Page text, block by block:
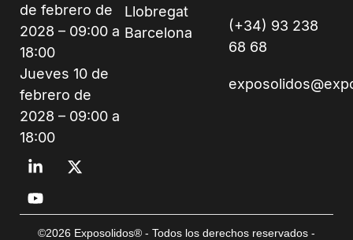
de febrero de
2028 – 09:00 a
18:00
Jueves 10 de
febrero de
2028 – 09:00 a
18:00
Llobregat
Barcelona
(+34) 93 238
68 68
©2026 Exposolidos® - Todos los derechos reservados -